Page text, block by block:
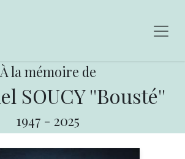
À la mémoire de
SOUCY ''Bousté''
1947 - 2025